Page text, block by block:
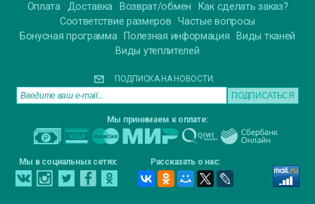
Оплата Доставка Возврат/обмен
Как сделать заказ?
Соответствие размеров
Частые вопросы
Бонусная программа
Полезная информация
Виды тканей
Виды утеплителей
ПОДПИСКА НА НОВОСТИ:
Мы принимаем к оплате:
Мы в социальных сетях: Рассказать о нас: